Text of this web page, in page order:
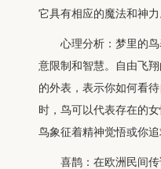
它具有相应的魔法和神力
心理分析：梦里的
意限制和智慧。自由飞
的外表，表示你如何看
时，鸟可以代表存在的
鸟象征着精神觉悟或你
喜鹊：在欧洲民间